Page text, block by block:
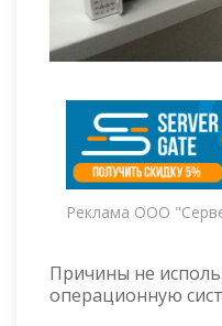
Реклама ООО
Причины не
операционную